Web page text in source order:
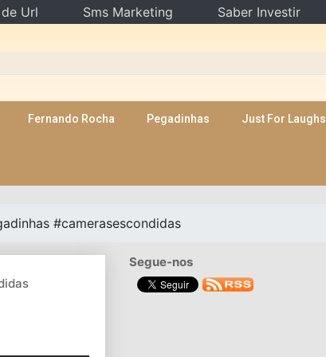
Fernando Rocha Pegadinhas Just For Laughs
#camerasescondidas
Segue-nos
Url Sms Marketing Saber Investir